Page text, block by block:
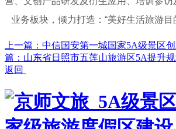
业务板块，倾力打造：“美好生活旅游目
上一篇：中信国安第一城国家5A级景区
篇：山东省日照市五莲山旅游区5A提升规
返回